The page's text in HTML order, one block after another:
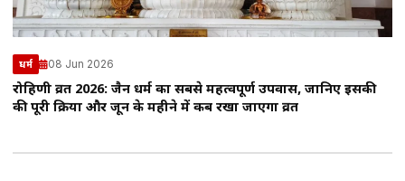
धर्म 08 Jun 2026
रोहिणी व्रत 2026: जैन धर्म का सबसे महत्वपूर्ण उपवास, जानिए इसकी
की पूरी प्रक्रिया और जून के महीने में कब रखा जाएगा व्रत